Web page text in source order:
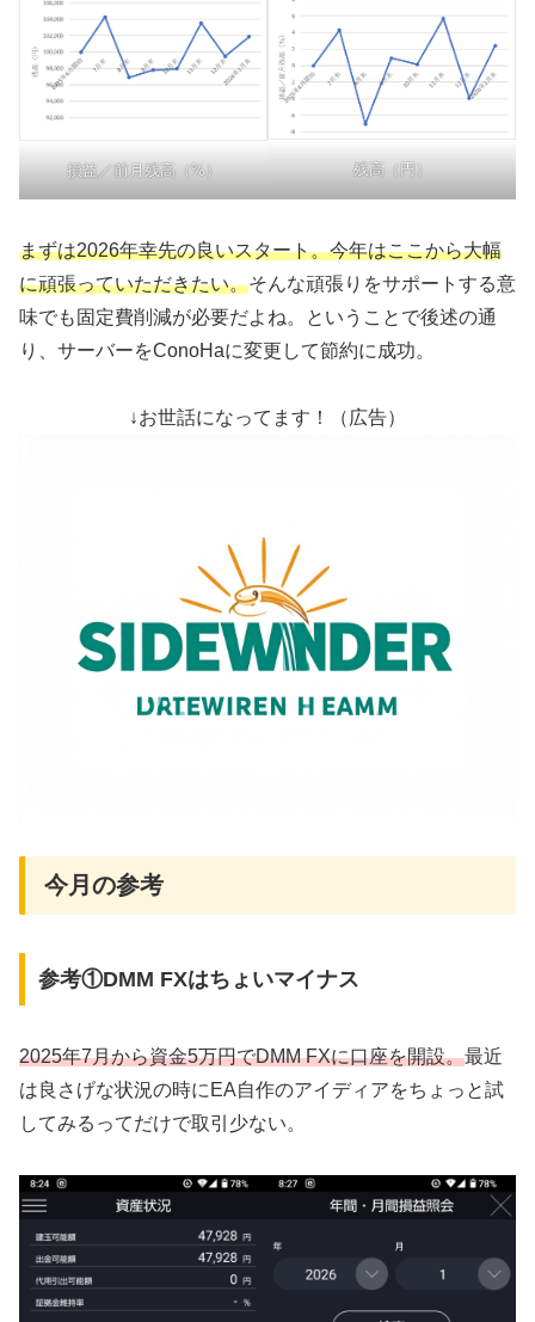
損益／前月残高（%） 残高（円）
まずは2026年幸先の良いスタート。今年はここから大幅
に頑張っていただきたい。そんな頑張りをサポートする意
味でも固定費削減が必要だよね。ということで後述の通
り、サーバーをConoHaに変更して節約に成功。
↓お世話になってます！（広告）
今月の参考
参考①DMM FXはちょいマイナス
2025年7月から資金5万円でDMM FXに口座を開設。最近
は良さげな状況の時にEA自作のアイディアをちょっと試
してみるってだけで取引少ない。